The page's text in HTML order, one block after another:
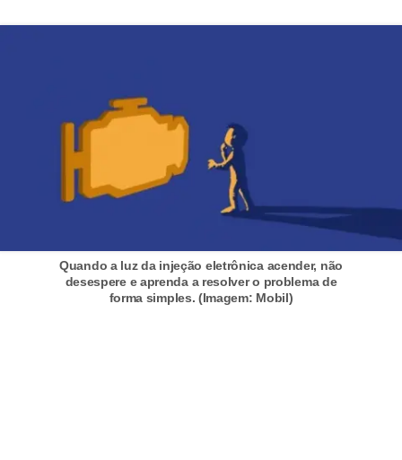
Quando a luz da injeção eletrônica acender, não
desespere e aprenda a resolver o problema de
forma simples. (Imagem: Mobil)
n